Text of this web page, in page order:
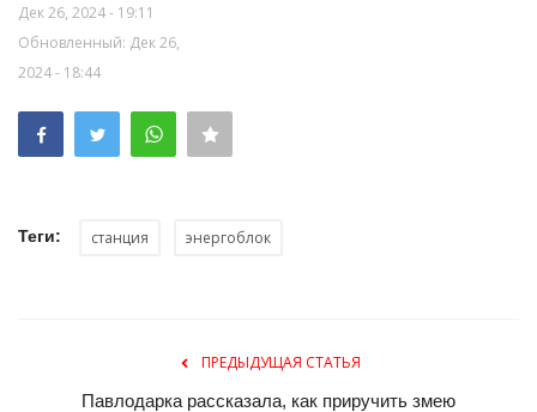
Дек 26, 2024 - 19:11
Обновленный: Дек 26,
2024 - 18:44
Теги: станция энергоблок
ПРЕДЫДУЩАЯ СТАТЬЯ
Павлодарка рассказала, как приручить змею